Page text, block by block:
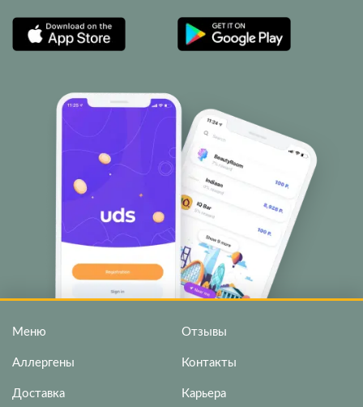
Меню
Аллергены
Доставка
Отзывы
Контакты
Карьера